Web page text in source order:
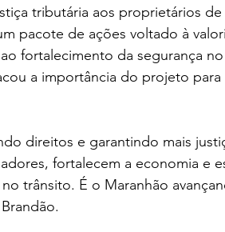
tributária aos proprietários
pacote de ações voltado à
fortalecimento da segurança
a importância do projeto
direitos e garantindo mais
fortalecem a economia e
trânsito. É o Maranhão